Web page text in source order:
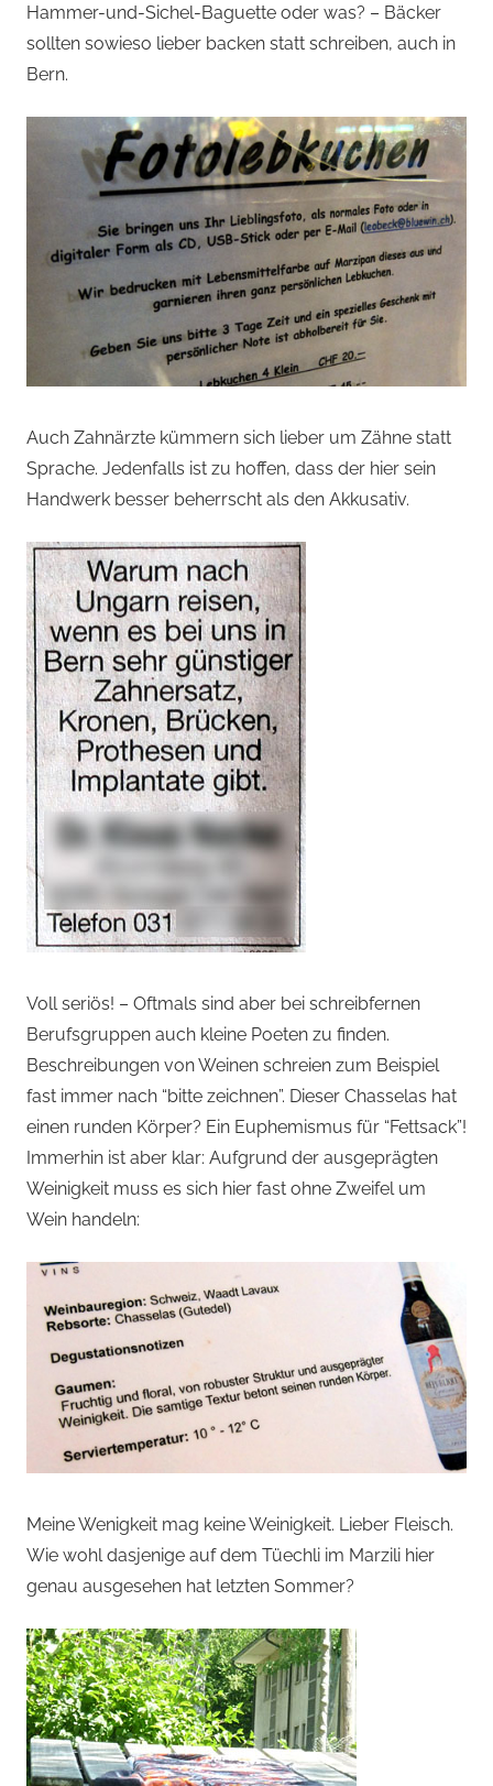
Hammer-und-Sichel-Baguette oder was? – Bäcker
sollten sowieso lieber backen statt schreiben, auch in
Bern.
Auch Zahnärzte kümmern sich lieber um Zähne statt
Sprache. Jedenfalls ist zu hoffen, dass der hier sein
Handwerk besser beherrscht als den Akkusativ.
Voll seriös! – Oftmals sind aber bei schreibfernen
Berufsgruppen auch kleine Poeten zu finden.
Beschreibungen von Weinen schreien zum Beispiel
fast immer nach “bitte zeichnen”. Dieser Chasselas hat
einen runden Körper? Ein Euphemismus für “Fettsack”!
Immerhin ist aber klar: Aufgrund der ausgeprägten
Weinigkeit muss es sich hier fast ohne Zweifel um
Wein handeln:
Meine Wenigkeit mag keine Weinigkeit. Lieber Fleisch.
Wie wohl dasjenige auf dem Tüechli im Marzili hier
genau ausgesehen hat letzten Sommer?